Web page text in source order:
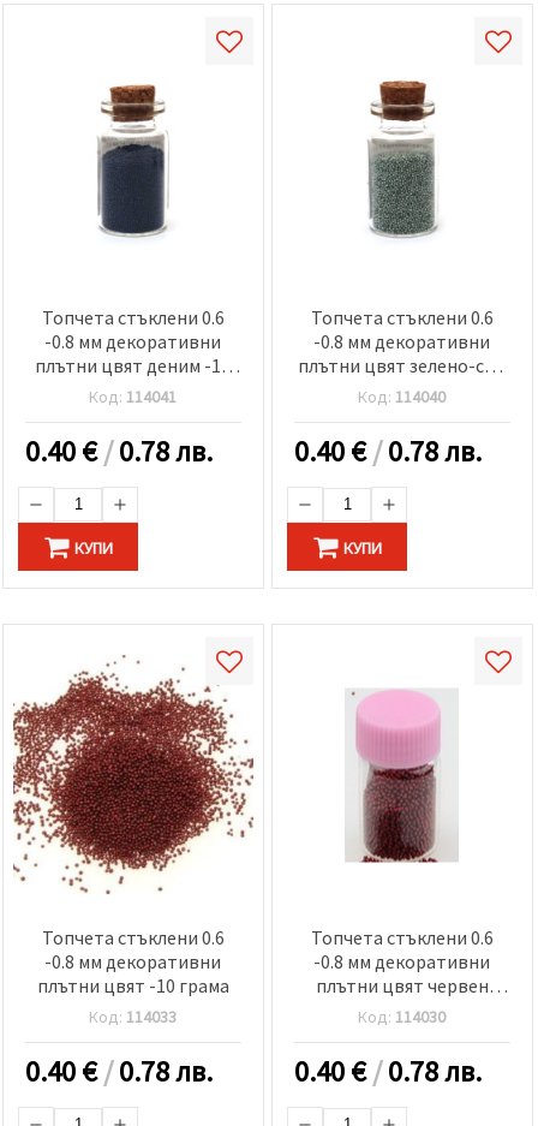
Топчета стъклени 0.6
-0.8 мм декоративни
плътни цвят деним -10
грама
Код: 114041
0.40€/0.78 лв.
КУПИ
Топчета стъклени 0.6
-0.8 мм декоративни
плътни цвят зелено-сив
-10 грама
Код: 114040
0.40€/0.78 лв.
КУПИ
Топчета стъклени 0.6
-0.8 мм декоративни
плътни цвят -10 грама
Код: 114033
0.40€/0.78 лв.
Топчета стъклени 0.6
-0.8 мм декоративни
плътни цвят червен
тъмен -10 грама
Код: 114030
0.40€/0.78 лв.